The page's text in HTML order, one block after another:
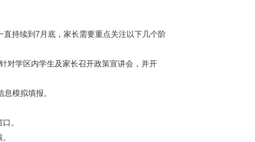
持续到7月底，家长需要重点关注以下几个阶
学区内学生及家长召开政策宣讲会，并开
模拟填报。
。